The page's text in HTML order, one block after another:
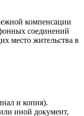
компенсации
соединений
место жительства в
и копия).
иной документ,